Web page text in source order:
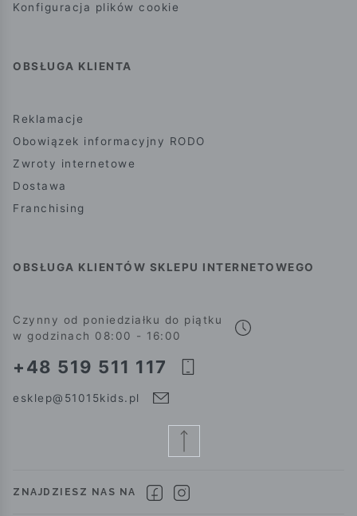
Konfiguracja plików cookie
OBSŁUGA KLIENTA
Reklamacje
Obowiązek informacyjny RODO
Zwroty internetowe
Dostawa
Franchising
OBSŁUGA KLIENTÓW SKLEPU INTERNETOWEGO
Czynny od poniedziałku do piątku
w godzinach 08:00 - 16:00
+48 519 511 117
esklep@51015kids.pl
ZNAJDZIESZ NAS NA